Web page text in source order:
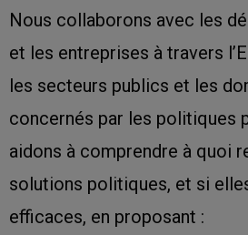
Nous collaborons avec les
et les entreprises à travers
les secteurs publics et les
concernés par les politiques
aidons à comprendre à quoi
solutions politiques, et si
efficaces, en proposant :